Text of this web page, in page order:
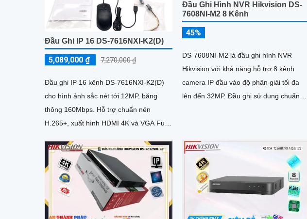
Đầu Ghi IP 16 DS-7616NXI-K2(D)
5,089,000 ₫ 7,270,000 ₫
Đầu ghi IP 16 kênh DS-7616NXI-K2(D)
cho hình ảnh sắc nét tới 12MP, băng
thông 160Mbps. Hỗ trợ chuẩn nén
H.265+, xuất hình HDMI 4K và VGA Full
Đầu Ghi Hình NVR Hikvision DS-
7608NI-M2 8 Kênh
45%
DS-7608NI-M2 là đầu ghi hình NVR
Hikvision với khả năng hỗ trợ 8 kênh
camera IP đầu vào độ phân giải tối đa
lên đến 32MP. Đầu ghi sử dụng chuẩn
tối đa 16TB